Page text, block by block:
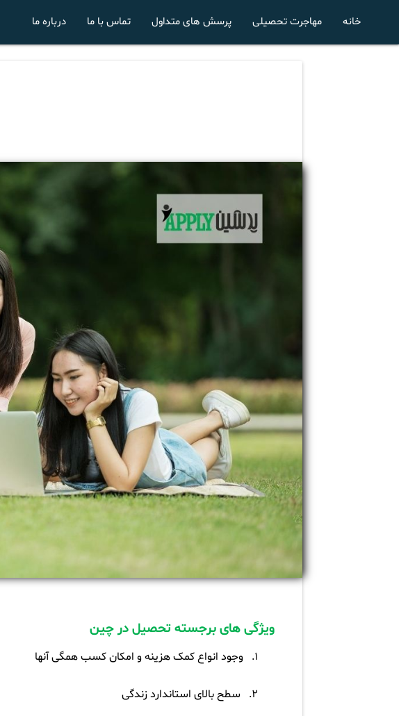
خانه مهاجرت تحصیلی پرسش های متداول تماس با ما درباره ما
ویژگی های برجسته تحصیل در چین
1. وجود انواع کمک هزینه و امکان کسب همگی آنها
2. سطح بالای استاندارد زندگی